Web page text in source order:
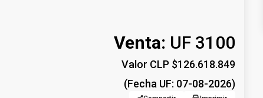
Venta: UF 3100
Valor CLP $126.618.849
(Fecha UF: 07-08-2026)